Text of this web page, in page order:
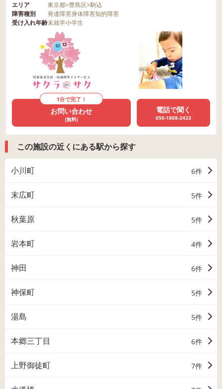
エリア 東京都>豊島区>駒込
障害種別
発達障害身体障害知的障害
受け入れ年齢未就学小学生
1分で完了！
お問い合わせ
(無料)
電話で聞く
050-1808-2423
この施設の近くにある駅から探す
小川町 6件
末広町 5件
秋葉原 5件
岩本町 4件
神田 6件
神保町 5件
湯島 5件
本郷三丁目 6件
上野御徒町 7件